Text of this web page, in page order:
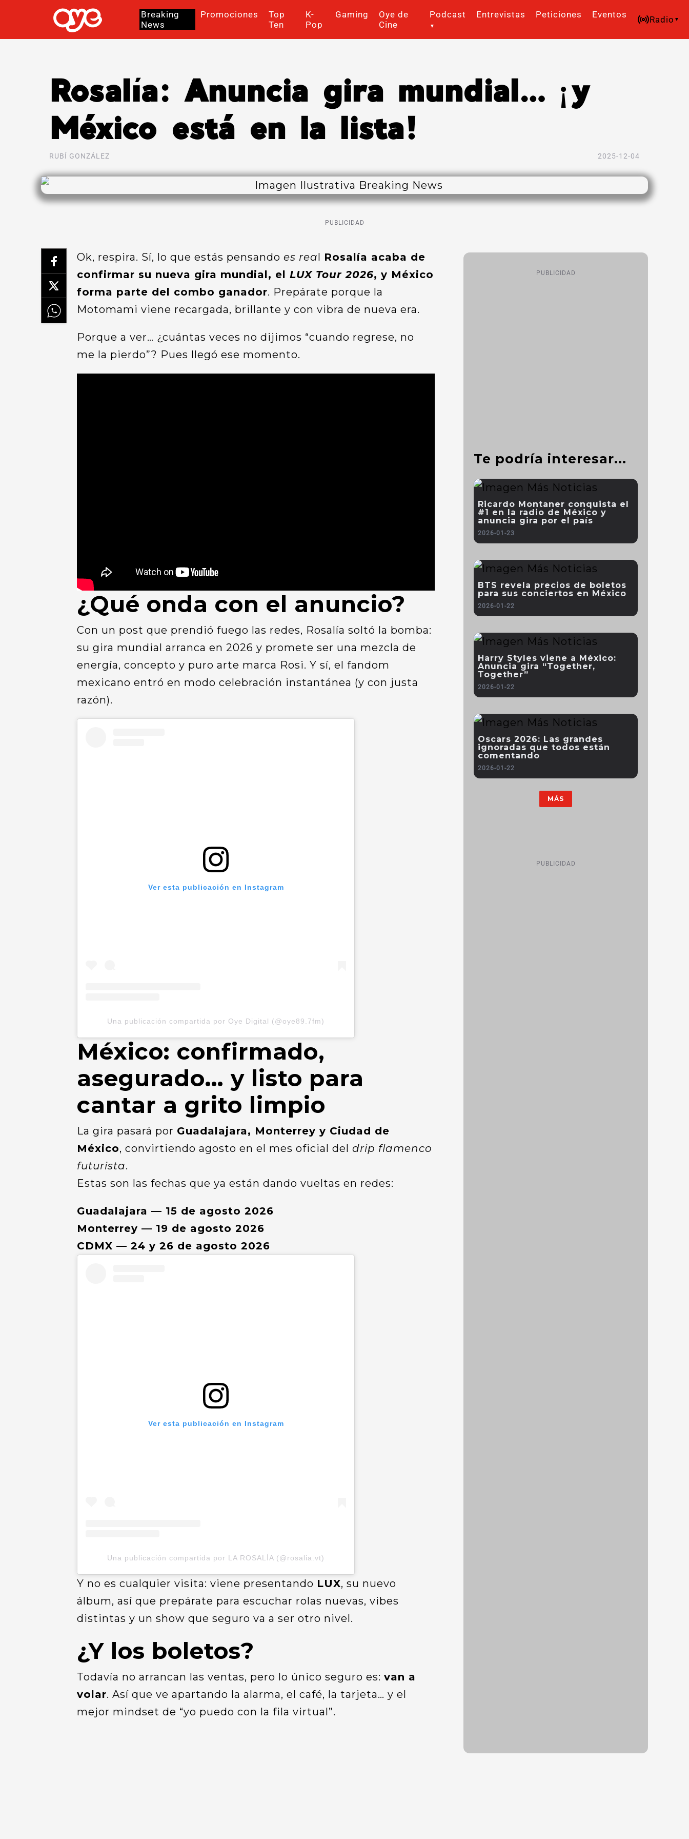
Breaking
News
Promociones
Top
Ten
K-
Pop
Gaming
Oye de
Cine
Podcast Entrevistas Peticiones Eventos Radio
Rosalía: Anuncia gira mundial… ¡y
México está en la lista!
RUBÍ GONZÁLEZ 2025-12-04
PUBLICIDAD
Ok, respira. Sí, lo que estás pensando es real Rosalía acaba de
confirmar su nueva gira mundial, el LUX Tour 2026, y México
forma parte del combo ganador. Prepárate porque la
Motomami viene recargada, brillante y con vibra de nueva era.
Porque a ver… ¿cuántas veces no dijimos “cuando regrese, no
me la pierdo”? Pues llegó ese momento.
¿Qué onda con el anuncio?
Con un post que prendió fuego las redes, Rosalía soltó la bomba:
su gira mundial arranca en 2026 y promete ser una mezcla de
energía, concepto y puro arte marca Rosi. Y sí, el fandom
mexicano entró en modo celebración instantánea (y con justa
razón).
Ver esta publicación en Instagram
Una publicación compartida por Oye Digital (@oye89.7fm)
México: confirmado,
asegurado… y listo para
cantar a grito limpio
La gira pasará por Guadalajara, Monterrey y Ciudad de
México, convirtiendo agosto en el mes oficial del drip flamenco
futurista.
Estas son las fechas que ya están dando vueltas en redes:
Guadalajara — 15 de agosto 2026
Monterrey — 19 de agosto 2026
CDMX — 24 y 26 de agosto 2026
Ver esta publicación en Instagram
Una publicación compartida por LA ROSALÍA (@rosalia.vt)
Y no es cualquier visita: viene presentando LUX, su nuevo
álbum, así que prepárate para escuchar rolas nuevas, vibes
distintas y un show que seguro va a ser otro nivel.
¿Y los boletos?
Todavía no arrancan las ventas, pero lo único seguro es: van a
volar. Así que ve apartando la alarma, el café, la tarjeta… y el
mejor mindset de “yo puedo con la fila virtual”.
PUBLICIDAD
Te podría interesar...
Ricardo Montaner conquista el
#1 en la radio de México y
anuncia gira por el país
2026-01-23
BTS revela precios de boletos
para sus conciertos en México
2026-01-22
Harry Styles viene a México:
Anuncia gira “Together,
Together”
2026-01-22
Oscars 2026: Las grandes
ignoradas que todos están
comentando
2026-01-22
MÁS
PUBLICIDAD